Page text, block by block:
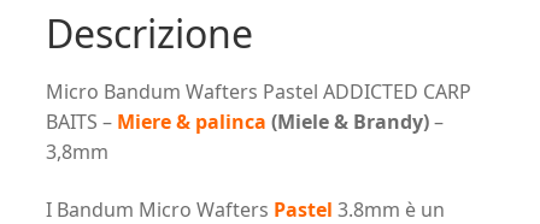
CARP
BAITS
Miere
palinca
Descrizione
Micro Bandum Wafters Pastel ADDICTED CARP
BAITS – Miere & palinca (Miele & Brandy)–
3,8mm
I Bandum Micro Wafters Pastel 3.8mm è un